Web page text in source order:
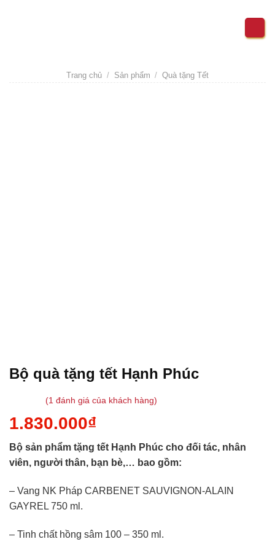
Trang chủ / Sản phẩm / Quà tặng Tết
Bộ quà tặng tết Hạnh Phúc
dựa trênđánh
giá
(1 đánh giá của khách hàng)
1.830.000₫
Bộ sản phẩm tặng tết Hạnh Phúc cho đối tác, nhân
viên, người thân, bạn bè,… bao gồm:
– Vang NK Pháp CARBENET SAUVIGNON-ALAIN
GAYREL 750 ml.
– Tinh chất hồng sâm 100 – 350 ml.